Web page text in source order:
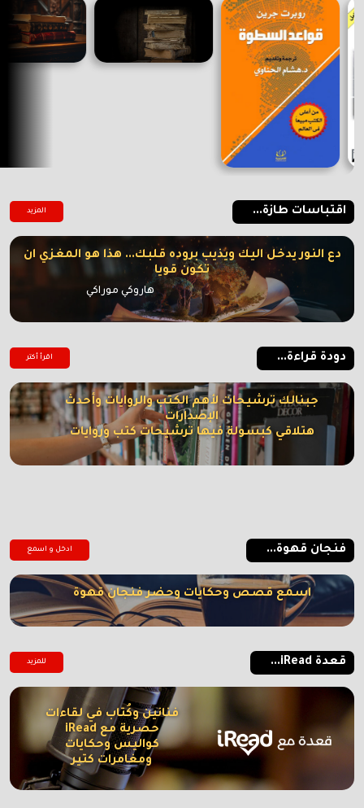
اقتباسات طازة... المزيد
دع النور يدخل اليك ويذيب بروده قلبك... هذا هو المغزي ان
تكون قويا
هاروكي موراكي
دودة قراءة... اقرأ أكتر
جبنالك ترشيحات لأهم الكتب والروايات وأحدث
الإصدارات
هتلاقي كبسولة فيها ترشيحات كتب وروايات
فنجان قهوة... ادخل و اسمع
اسمع قصص وحكايات وحضر فنجان قهوة
قعدة iRead... للمزيد
فنانين وكُتاب في لقاءات
حصرية مع iRead
كواليس وحكايات
ومغامرات كتير